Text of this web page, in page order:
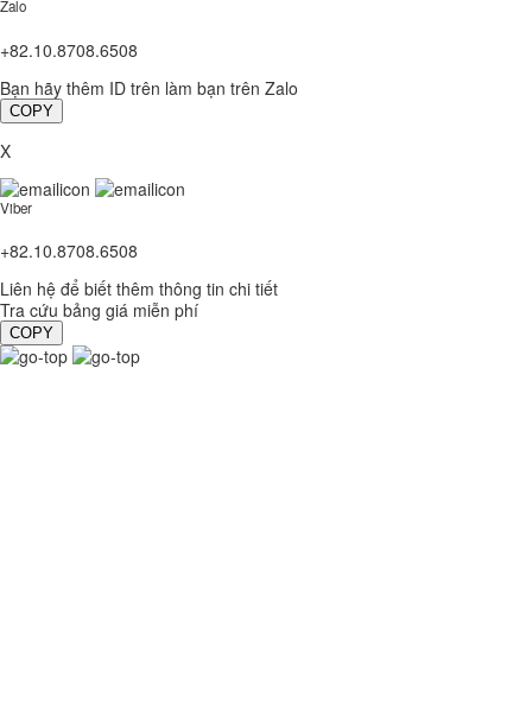
Zalo
+82.10.8708.6508
Bạn hãy thêm ID trên làm bạn trên Zalo
COPY
X
Viber
+82.10.8708.6508
Liên hệ để biết thêm thông tin chi tiết
Tra cứu bảng giá miễn phí
COPY